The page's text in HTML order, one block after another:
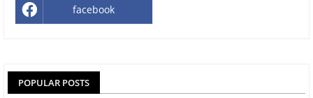
facebook
POPULAR POSTS